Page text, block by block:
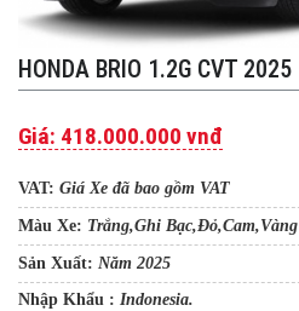
HONDA BRIO 1.2G CVT 2025
Giá: 418.000.000 vnđ
VAT: Giá Xe đã bao gồm VAT
Màu Xe: Trắng,Ghi Bạc,Đỏ,Cam,Vàng
Sản Xuất: Năm 2025
Nhập Khẩu : Indonesia.